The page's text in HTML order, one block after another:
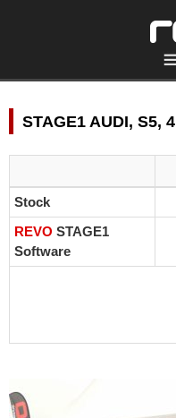
STAGE1 AUDI, S5,
Stock
REVO STAGE1
Software